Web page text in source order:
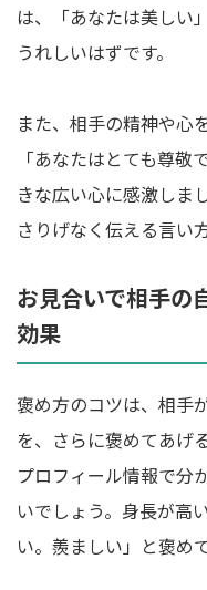
は、「あなたは美しい
うれしいはずです。
また、相手の精神や心
「あなたはとても尊
きな広い心に感激しま
さりげなく伝える言い
お見合いで相手の
効果
褒め方のコツは、相手
を、さらに褒めてあげ
プロフィール情報で分
いでしょう。身長が高
い。羨ましい」と褒め